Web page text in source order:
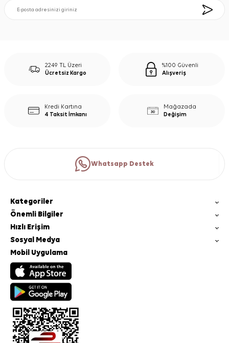
2249 TL Üzeri
Ücretsiz Kargo
%100 Güvenli
Alışveriş
Kredi Kartına
4 Taksit İmkanı
Mağazada
Değişim
Whatsapp Destek
Kategoriler
Önemli Bilgiler
Hızlı Erişim
Sosyal Medya
Mobil Uygulama